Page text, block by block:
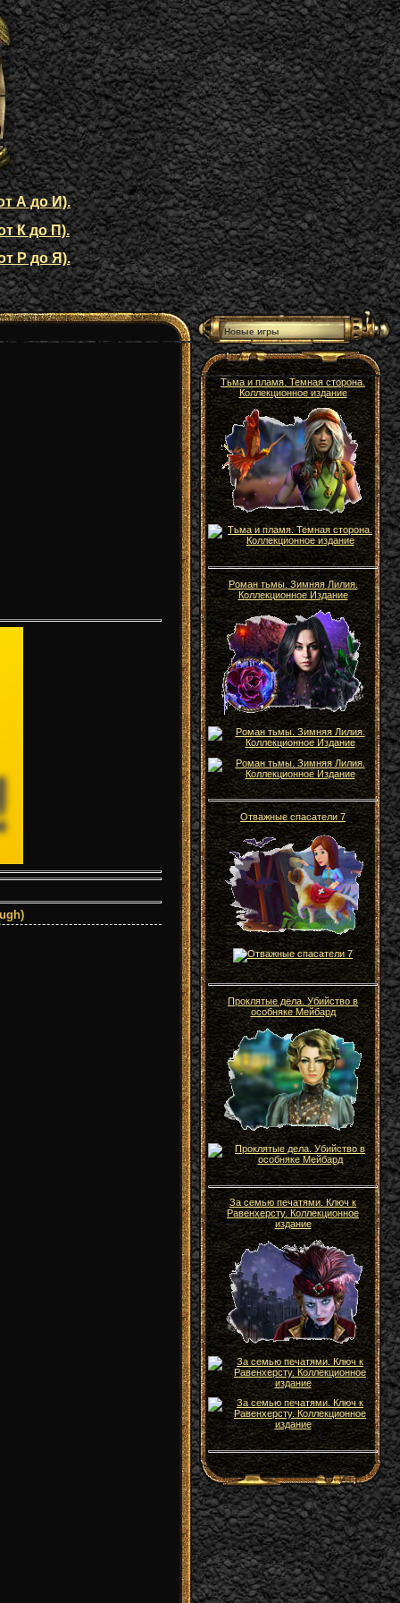
А до И).
К до П).
Р до Я).
Новые игры
Тьма и пламя. Темная сторона.
Коллекционное издание
Роман тьмы. Зимняя Лилия.
Коллекционное Издание
Отважные спасатели 7
Проклятые дела. Убийство в
особняке Мейбард
За семью печатями. Ключ к
Равенхерсту. Коллекционное
издание